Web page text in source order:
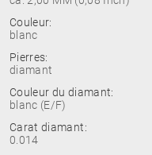
Couleur:
blanc
Pierres:
diamant
Couleur du diamant:
blanc (E/F)
Carat diamant:
0.014